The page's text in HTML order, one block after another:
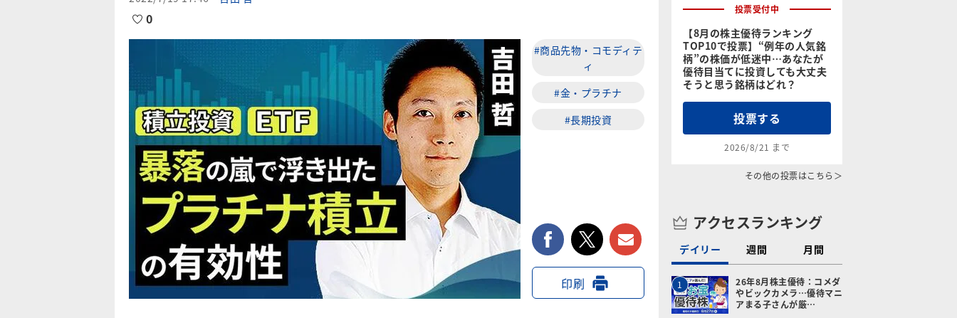
0
#商品先物・コモディテ
ィ
#金・プラチナ
#長期投資
facebooktwitter メールで送る
印刷
投票受付中
【8月の株主優待ランキング
TOP10で投票】“例年の人気銘
柄”の株価が低迷中…あなたが
優待目当てに投資しても大丈夫
そうと思う銘柄はどれ？
投票する
2026/8/21 まで
その他の投票はこちら＞
アクセスランキング
デイリー 週間 月間
1
26年8月株主優待：コメダ
やビックカメラ…優待マニ
アまる子さんが厳…